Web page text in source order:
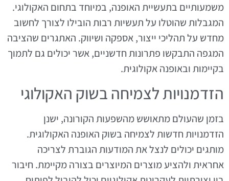
משמעותיים בתעשיית האופנה, במיוחד בתחום האקולוגי.
המגבלות שהוטלו על תעשיות רבות הובילו לצורך לחשוב
מחדש על תהליכי ייצור, אספקה ושיווק. האתגרים שהציבה
המגפה התבקשו פתרונות חדשניים, אשר יכולים גם לתמוך
בקיימות ובאופנה אקולוגית.
הזדמנויות לצמיחה בשוק האקולוגי
בזמן שהעולם מתאושש מהשפעות הקורונה, ישנן
הזדמנויות חדשות לצמיחה בשוק האופנה האקולוגית.
מותגים יכולים לנצל את המודעות הגוברת לצריכה
אחראית ולהציע מוצרים המיוצרים בצורה מקיימת. חיבור